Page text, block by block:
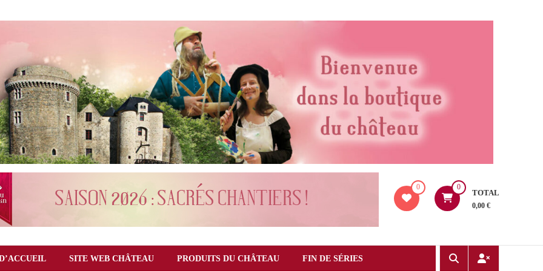
0 0
TOTAL
0,00 €
SITE WEB CHÂTEAU PRODUITS DU CHÂTEAU FIN DE SÉRIES